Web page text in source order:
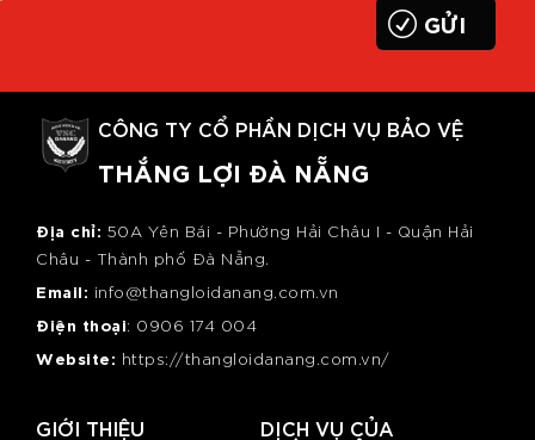
CÔNG TY CỔ PHẦN DỊCH VỤ BẢO VỆ
THẮNG LỢI ĐÀ NẴNG
Địa chỉ: 50A Yên Bái - Phường Hải Châu I - Quận Hải
Châu - Thành phố Đà Nẵng.
Email: info@thangloidanang.com.vn
Điện thoại: 0906 174 004
Website: https://thangloidanang.com.vn/
GIỚI THIỆU
DỊCH VỤ CỦA